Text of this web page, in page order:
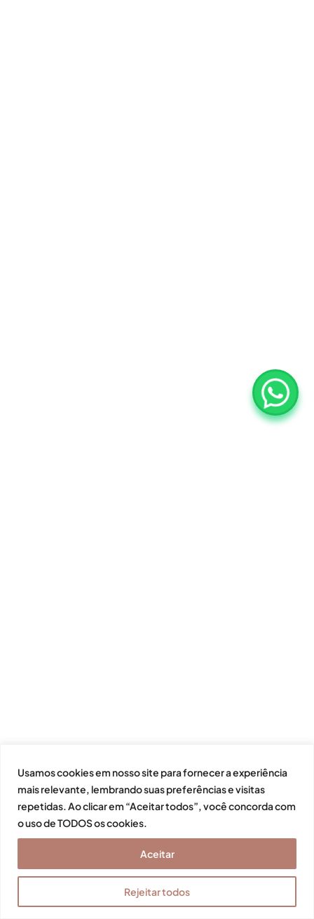
Usamos cookies em nosso site para fornecer a experiência
mais relevante, lembrando suas preferências e visitas
repetidas. Ao clicar em “Aceitar todos”, você concorda com
o uso de TODOS os cookies.
Rejeitar todos
Aceitar